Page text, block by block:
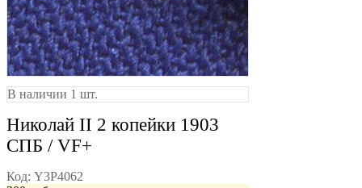
В наличии 1 шт.
Николай II 2 копейки 1903
СПБ / VF+
Код: Y3P4062